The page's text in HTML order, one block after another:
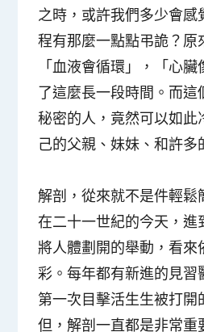
之時，或許我們多少會感
程有那麼一點點弔詭？原
「血液會循環」，「心
了這麼長一段時間。而這
秘密的人，竟然可以如此
己的父親、妹妹、和許多
解剖，從來就不是件輕鬆
在二十一世紀的今天，進
將人體劃開的舉動，看來
彩。每年都有新進的見習
第一次目擊活生生被打開
但，解剖一直都是非常重